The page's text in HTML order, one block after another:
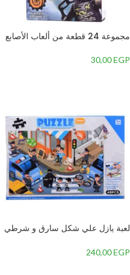
مجموعة 24 قطعة من ألعاب الأصابع
30,00EGP
لعبة يازل علي شكل سارق و شرطي
7077-86, متعدد الألوان240,00EGP